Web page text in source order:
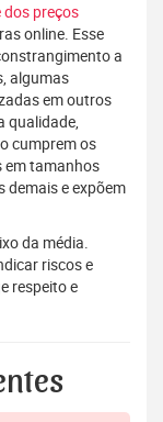
dos preços
online. Esse
a
algumas
em outros
qualidade,
cumprem os
em tamanhos
demais e expõem
da média.
riscos e
respeito e